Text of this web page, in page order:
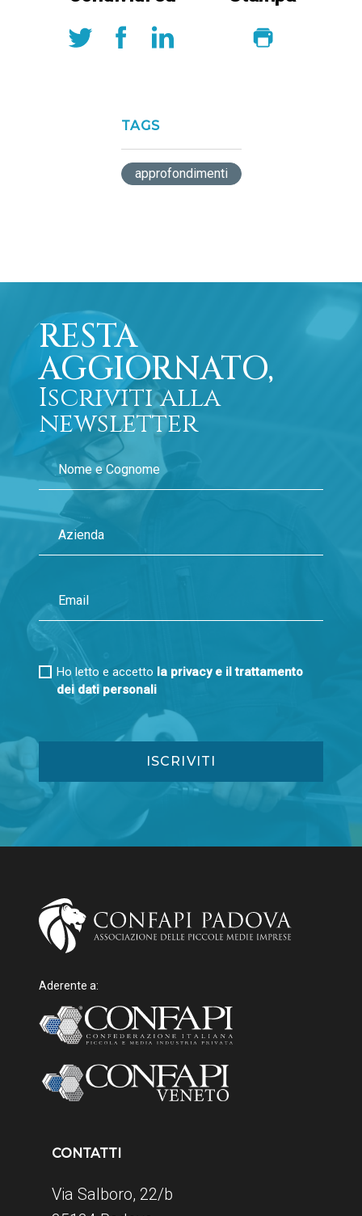
TAGS
approfondimenti
RESTA
AGGIORNATO,
Iscriviti alla
newsletter
Ho letto e accetto la privacy e il trattamento
dei dati personali
Aderente a:
CONTATTI
Via Salboro, 22/b